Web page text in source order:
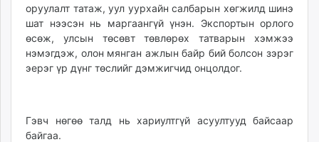
times.mn
tvmongolia.mn
mass.mn
unegui.mn
tac.mn
paparazzi.mn
оруулалт татаж, уул уурхайн салбарын хөгжилд шинэ
шат нээсэн нь маргаангүй үнэн. Экспортын орлого
өсөж, улсын төсөвт төвлөрөх татварын хэмжээ
нэмэгдэж, олон мянган ажлын байр бий болсон зэрэг
эерэг үр дүнг төслийг дэмжигчид онцолдог.
Гэвч нөгөө талд нь хариултгүй асуултууд байсаар
байгаа.